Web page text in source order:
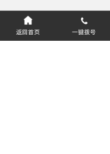
返回首页 一键拨号